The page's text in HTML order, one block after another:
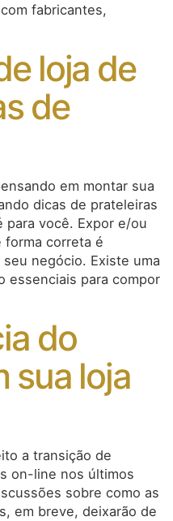
fabricantes,
loja de
de
em montar sua
dicas de prateleiras
para você. Expor e/ou
forma correta é
negócio. Existe uma
essenciais para compor
do
sua loja
a transição de
on-line nos últimos
sobre como as
em breve, deixarão de